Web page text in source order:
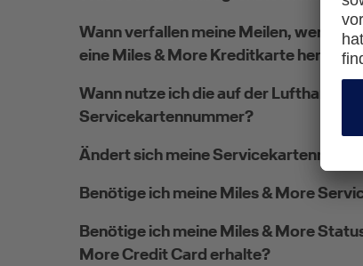
Wann verfallen meine Meilen, wenn
eine Miles & More Kreditkarte
Wann nutze ich die auf der Lufthansa
Servicekartennummer?
Ändert sich meine
Benötige ich meine Miles & More
Benötige ich meine Miles & More
More Credit Card erhalte?